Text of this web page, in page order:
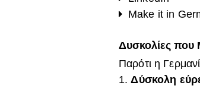
Make it in
Δυσκολίες που
Παρότι η
Δύσκολη